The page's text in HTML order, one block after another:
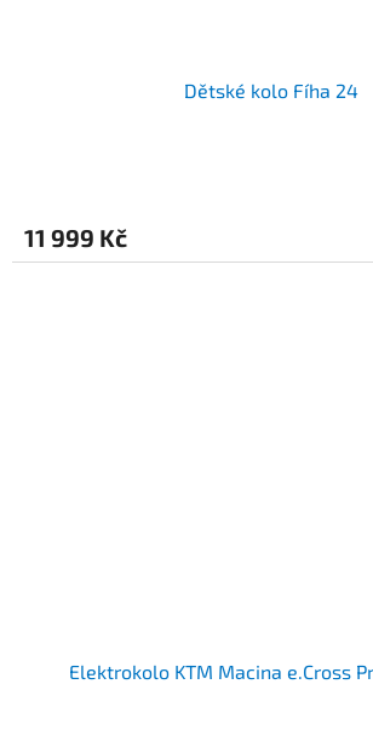
Dětské kolo Fíha 24
11 999 Kč
Elektrokolo KTM Macina e.Cross